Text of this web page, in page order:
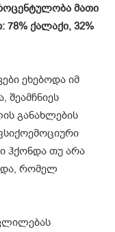
მათი
: 78% ქალაქი, 32%
ეხებოდა იმ
განახლების
ჰქონდა თუ არა
რომელ